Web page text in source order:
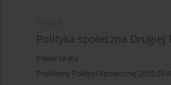
Polityka społeczna
Paweł Grata
Problemy Polityki Społecznej